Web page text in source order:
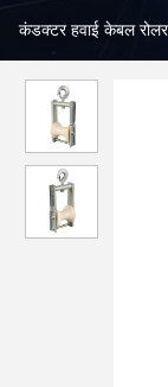
कंडक्टर हवाई केबल रोलर